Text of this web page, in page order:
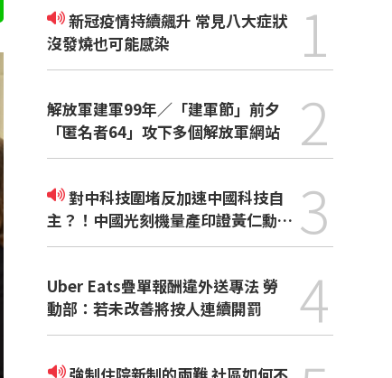
新冠疫情持續飆升 常見八大症狀
沒發燒也可能感染
1
解放軍建軍99年／「建軍節」前夕
「匿名者64」攻下多個解放軍網站
2
對中科技圍堵反加速中國科技自
主？！中國光刻機量產印證黃仁勳觀
點
3
Uber Eats疊單報酬違外送專法 勞
動部：若未改善將按人連續開罰
4